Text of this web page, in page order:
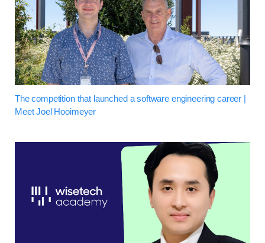
The competition that launched a software engineering career |
Meet Joel Hooimeyer